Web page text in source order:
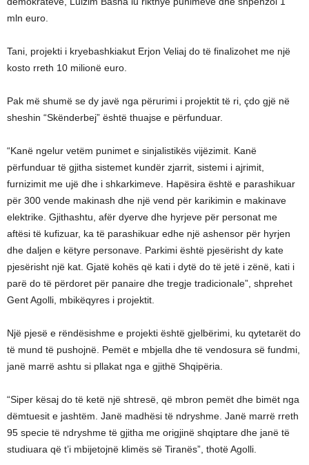
mln euro.
Tani, projekti i kryebashkiakut Erjon Veliaj do të finalizohet me një
kosto rreth 10 milionë euro.
Pak më shumë se dy javë nga përurimi i projektit të ri, çdo gjë në
sheshin “Skënderbej” është thuajse e përfunduar.
“Kanë ngelur vetëm punimet e sinjalistikës vijëzimit. Kanë
përfunduar të gjitha sistemet kundër zjarrit, sistemi i ajrimit,
furnizimit me ujë dhe i shkarkimeve. Hapësira është e parashikuar
për 300 vende makinash dhe një vend për karikimin e makinave
elektrike. Gjithashtu, afër dyerve dhe hyrjeve për personat me
aftësi të kufizuar, ka të parashikuar edhe një ashensor për hyrjen
dhe daljen e këtyre personave. Parkimi është pjesërisht dy kate
pjesërisht një kat. Gjatë kohës që kati i dytë do të jetë i zënë, kati i
parë do të përdoret për panaire dhe tregje tradicionale”, shprehet
Gent Agolli, mbikëqyres i projektit.
Një pjesë e rëndësishme e projekti është gjelbërimi, ku qytetarët do
të mund të pushojnë. Pemët e mbjella dhe të vendosura së fundmi,
janë marrë ashtu si pllakat nga e gjithë Shqipëria.
“Siper kësaj do të ketë një shtresë, që mbron pemët dhe bimët nga
dëmtuesit e jashtëm. Janë madhësi të ndryshme. Janë marrë rreth
95 specie të ndryshme të gjitha me origjinë shqiptare dhe janë të
studiuara që t’i mbijetojnë klimës së Tiranës”, thotë Agolli.